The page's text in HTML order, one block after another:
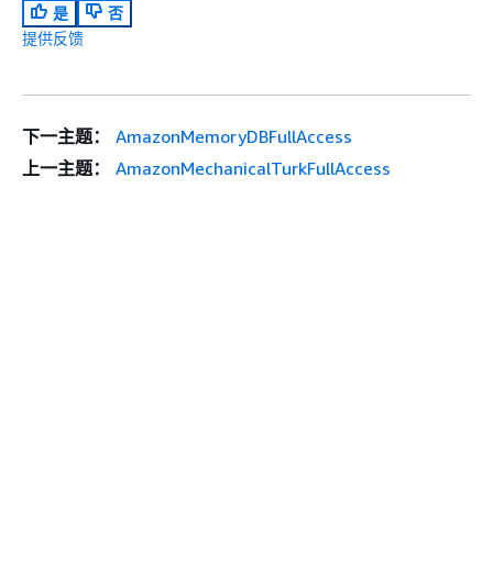
是
否
提供反馈
下一主题：
AmazonMemoryDBFullAccess
上一主题：
AmazonMechanicalTurkFullAccess